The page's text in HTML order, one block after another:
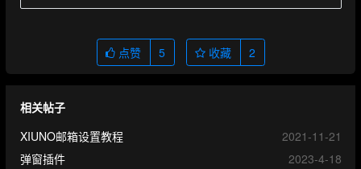
点赞 5 收藏 2
相关帖子
XIUNO邮箱设置教程
2021-11-21
弹窗插件
2023-4-18